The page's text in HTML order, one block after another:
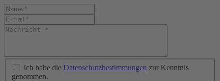
Ich habe die Datenschutzbestimmungen zur Kenntnis
genommen.